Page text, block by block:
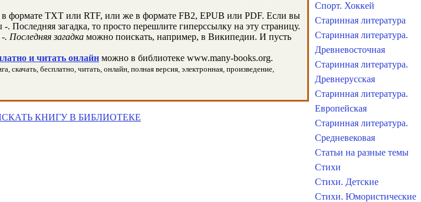
формате TXT или RTF, или же в формате FB2, EPUB или PDF. Если вы
Последняя загадка, то просто перешлите гиперссылку на эту страницу.
Последняя загадка можно поискать, например, в Википедии. И пусть
и читать онлайн можно в библиотеке www.many-books.org.
бесплатно, читать, онлайн, полная версия, электронная, произведение,
КНИГУ В БИБЛИОТЕКЕ
Спорт. Хоккей
Старинная литература
Старинная литература.
Древневосточная
Старинная литература.
Древнерусская
Старинная литература.
Европейская
Старинная литература.
Средневековая
Статьи на разные темы
Стихи
Стихи. Детские
Стихи. Юмористические